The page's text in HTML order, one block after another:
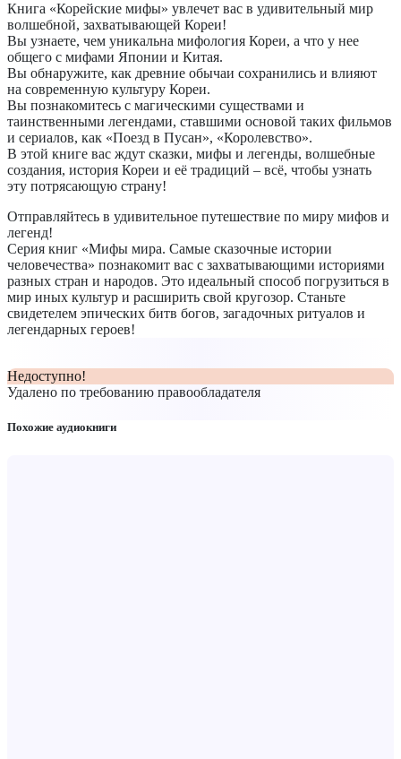
Книга «Корейские мифы» увлечет вас в удивительный мир
волшебной, захватывающей Кореи!
Вы узнаете, чем уникальна мифология Кореи, а что у нее
общего с мифами Японии и Китая.
Вы обнаружите, как древние обычаи сохранились и влияют
на современную культуру Кореи.
Вы познакомитесь с магическими существами и
таинственными легендами, ставшими основой таких фильмов
и сериалов, как «Поезд в Пусан», «Королевство».
В этой книге вас ждут сказки, мифы и легенды, волшебные
создания, история Кореи и её традиций – всё, чтобы узнать
эту потрясающую страну!
Отправляйтесь в удивительное путешествие по миру мифов и
легенд!
Серия книг «Мифы мира. Самые сказочные истории
человечества» познакомит вас с захватывающими историями
разных стран и народов. Это идеальный способ погрузиться в
мир иных культур и расширить свой кругозор. Станьте
свидетелем эпических битв богов, загадочных ритуалов и
легендарных героев!
Недоступно!
Удалено по требованию правообладателя
Похожие аудиокниги